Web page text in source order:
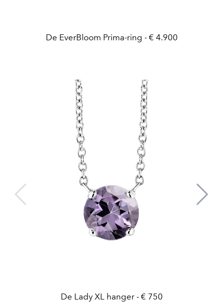
De EverBloom Prima-ring - € 4.900
De Lady XL hanger - € 750